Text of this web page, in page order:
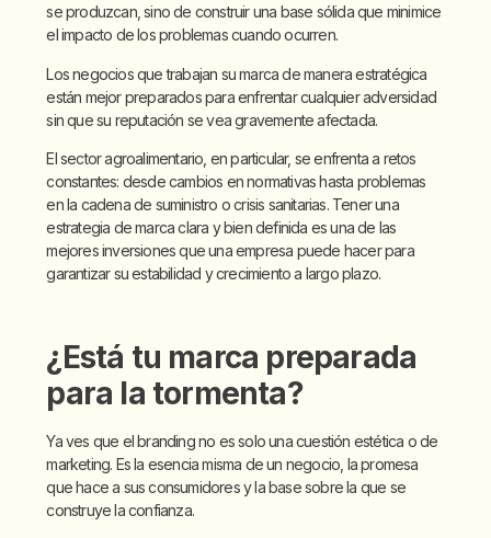
se produzcan, sino de construir una base sólida que minimice
el impacto de los problemas cuando ocurren.
Los negocios que trabajan su marca de manera estratégica
están mejor preparados para enfrentar cualquier adversidad
sin que su reputación se vea gravemente afectada.
El sector agroalimentario, en particular, se enfrenta a retos
constantes: desde cambios en normativas hasta problemas
en la cadena de suministro o crisis sanitarias. Tener una
estrategia de marca clara y bien definida es una de las
mejores inversiones que una empresa puede hacer para
garantizar su estabilidad y crecimiento a largo plazo.
¿Está tu marca preparada
para la tormenta?
Ya ves que el branding no es solo una cuestión estética o de
marketing. Es la esencia misma de un negocio, la promesa
que hace a sus consumidores y la base sobre la que se
construye la confianza.